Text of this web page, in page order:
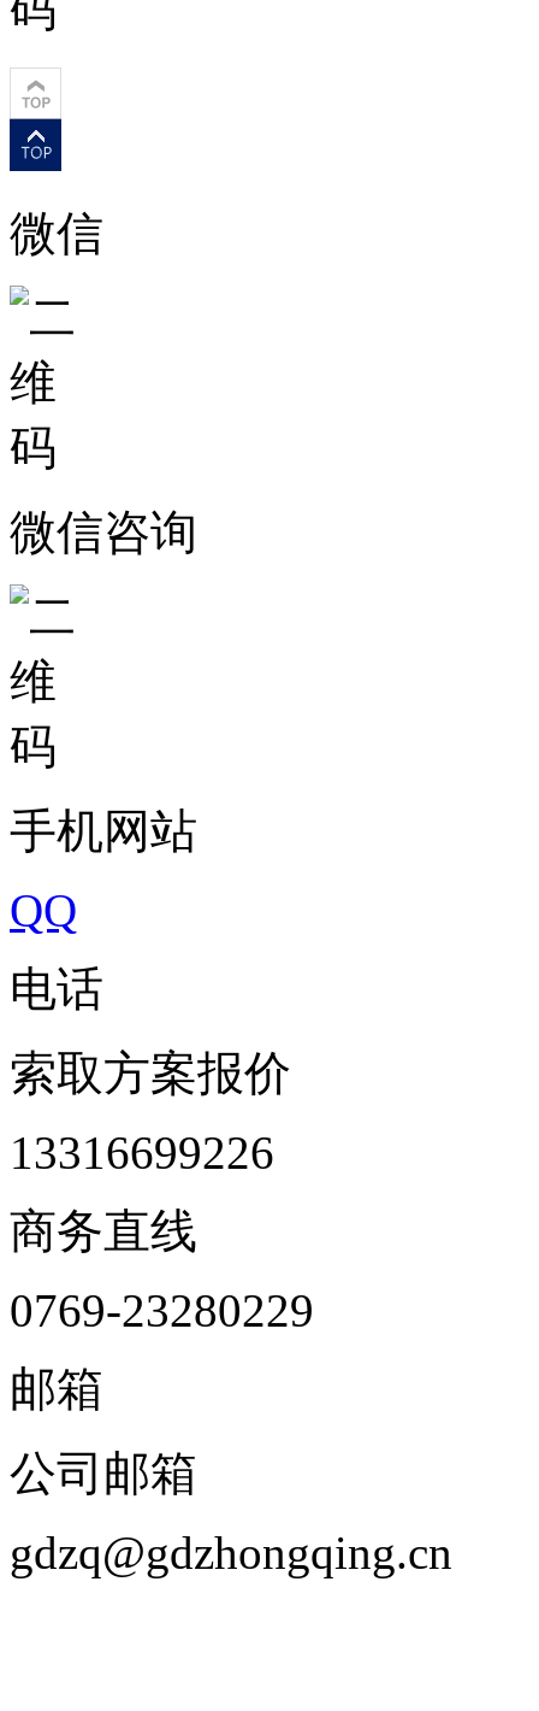
微信
微信咨询
手机网站
QQ
电话
索取方案报价
13316699226
商务直线
0769-23280229
邮箱
公司邮箱
gdzq@gdzhongqing.cn